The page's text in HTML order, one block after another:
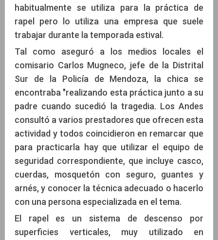
habitualmente se utiliza para la práctica de
rapel pero lo utiliza una empresa que suele
trabajar durante la temporada estival.
Tal como aseguró a los medios locales el
comisario Carlos Mugneco, jefe de la Distrital
Sur de la Policía de Mendoza, la chica se
encontraba "realizando esta práctica junto a su
padre cuando sucedió la tragedia. Los Andes
consultó a varios prestadores que ofrecen esta
actividad y todos coincidieron en remarcar que
para practicarla hay que utilizar el equipo de
seguridad correspondiente, que incluye casco,
cuerdas, mosquetón con seguro, guantes y
arnés, y conocer la técnica adecuado o hacerlo
con una persona especializada en el tema.
El rapel es un sistema de descenso por
superficies verticales, muy utilizado en